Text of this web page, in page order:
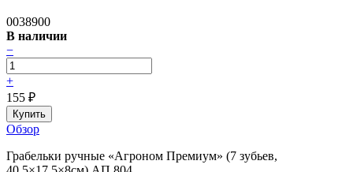
0038900
В наличии
−
+
155 ₽
Обзор
Грабельки ручные «Агроном Премиум» (7 зубьев,